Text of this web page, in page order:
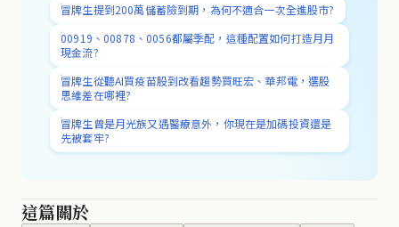
冒牌生提到200萬儲蓄險到期，為何不適合一次全進股市?
00919、00878、0056都屬季配，這種配置如何打造月月
現金流?
冒牌生從聽AI買疫苗股到改看趨勢買旺宏、華邦電，選股
思維差在哪裡?
冒牌生曾是月光族又遇醫療意外，你現在是加碼投資還是
先被套牢?
這篇關於